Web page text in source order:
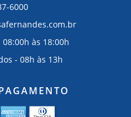
6000
às 18:00h
- 08h às 13h